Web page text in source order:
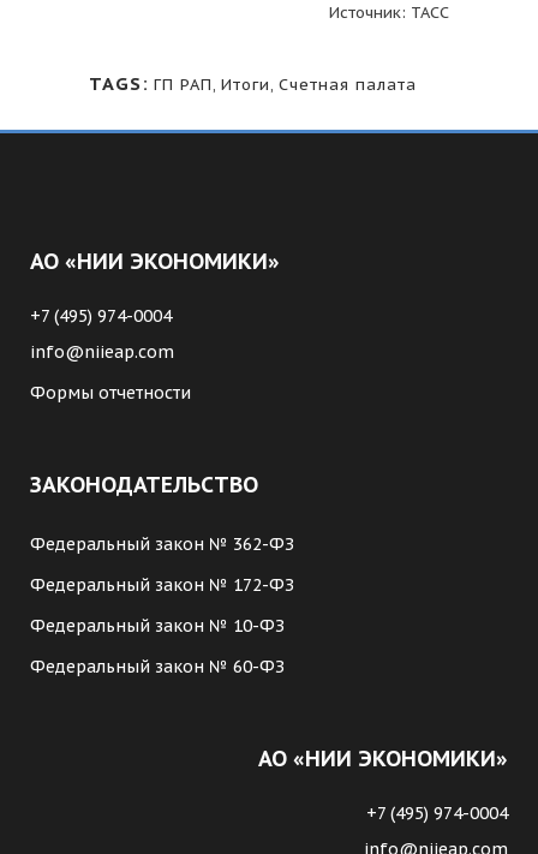
Источник: ТАСС
TAGS: ГП РАП, Итоги, Счетная палата
АО «НИИ ЭКОНОМИКИ»
+7 (495) 974-0004
info@niieap.com
Формы отчетности
ЗАКОНОДАТЕЛЬСТВО
Федеральный закон № 362-ФЗ
Федеральный закон № 172-ФЗ
Федеральный закон № 10-ФЗ
Федеральный закон № 60-ФЗ
АО «НИИ ЭКОНОМИКИ»
+7 (495) 974-0004
info@niieap.com